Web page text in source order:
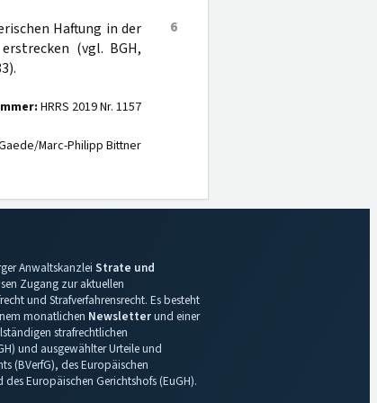
6
Haftung in der
(vgl. BGH,
HRRS 2019 Nr. 1157
Marc-Philipp Bittner
Anwaltskanzlei Strate und
Zugang zur aktuellen
und Strafverfahrensrecht. Es besteht
monatlichen Newsletterund einer
strafrechtlichen
und ausgewählter Urteile und
(BVerfG), des Europäischen
Europäischen Gerichtshofs (EuGH).